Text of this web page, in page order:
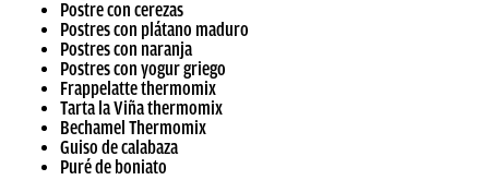
Postre con cerezas
Postres con plátano maduro
Postres con naranja
Postres con yogur griego
Frappelatte thermomix
Tarta la Viña thermomix
Bechamel Thermomix
Guiso de calabaza
Puré de boniato